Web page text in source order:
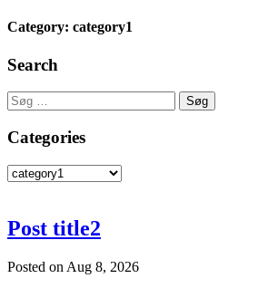
Category: category1
Search
Søg
efter:
Categories
Categories
Post title2
Posted on Aug 8, 2026